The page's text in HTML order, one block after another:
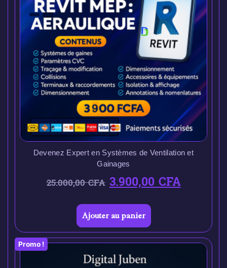
Devenez Expert en Systèmes de Ventilation et
Gainages
25.000,00CFA 3.900,00CFA
Ajouter au panier
Promo !